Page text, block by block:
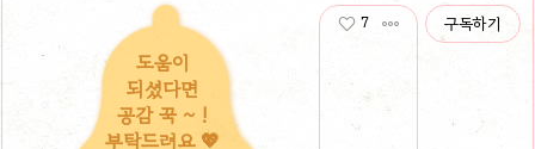
도움이
되셨다면
공감 꾹 ~ !
부탁드려요 💖
7 구독하기